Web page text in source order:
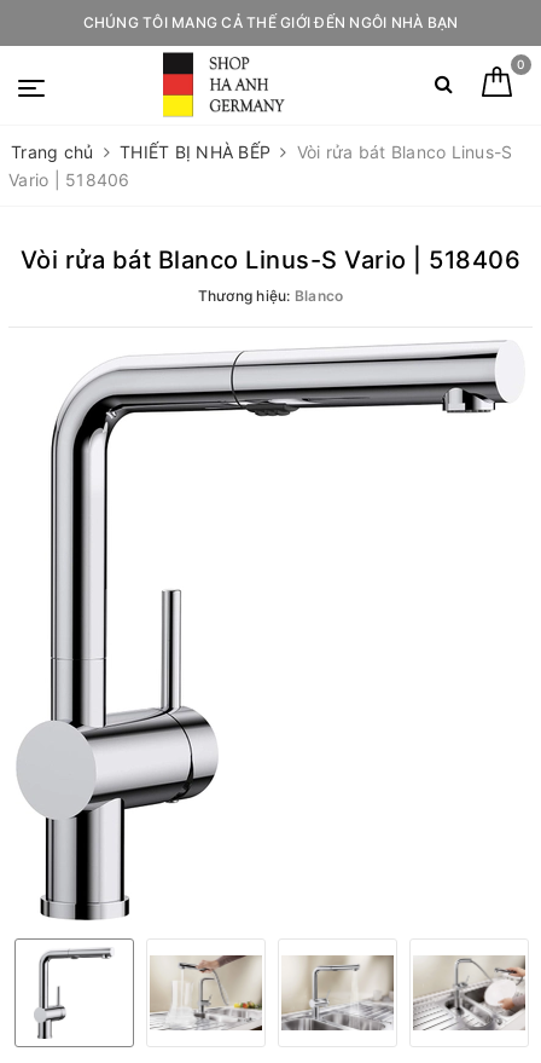
CHÚNG TÔI MANG CẢ THẾ GIỚI ĐẾN NGÔI NHÀ BẠN
0
Trang chủ THIẾT BỊ NHÀ BẾP
Vòi rửa bát Blanco Linus-S
Vario | 518406
Vòi rửa bát Blanco Linus-S Vario | 518406
Thương hiệu: Blanco